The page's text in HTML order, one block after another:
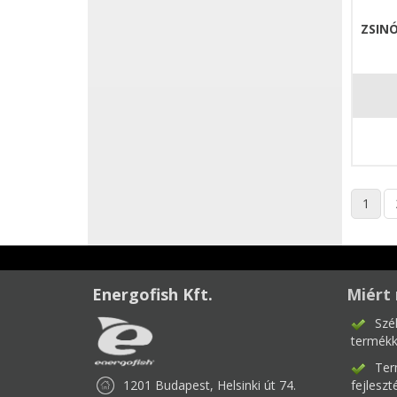
1
Energofish Kft.
1201 Budapest, Helsinki út 74.
Miért